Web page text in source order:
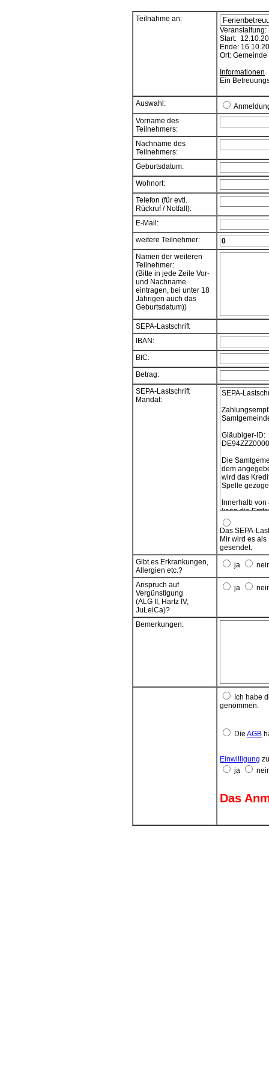
Teilnahme an:
Start:
Ende:
Ort:
Informationen
Ein
Auswahl:
Vorname des
Teilnehmers:
Nachname des
Teilnehmers:
Geburtsdatum:
Wohnort:
Telefon (für evtl.
Rückruf / Notfall):
E-Mail:
weitere Teilnehmer:
Namen der weiteren
Teilnehmer:
(Bitte in jede Zeile Vor-
und Nachname
eintragen, bei unter 18
Jährigen auch das
Geburtsdatum))
SEPA-Lastschrift
IBAN:
BIC:
Betrag:
SEPA-Lastschrift
Mandat:
SEPA-
Gläubiger-ID:
Die
dem
wird das
Spelle
Innerhalb
kann die
verlangt
vereinbarten
Das SEPA-
Anmeldung.
Wenn das
seitens des
Einlösung.
Das SEPA-
Mir wird es
gesendet.
Gibt es Erkrankungen,
Allergien etc.?
ja
Anspruch auf
Vergünstigung
(ALG II, Hartz IV,
JuLeiCa)?
ja
Bemerkungen:
Ich habe
genommen.
Die AGB
Einwilligung
ja
Das